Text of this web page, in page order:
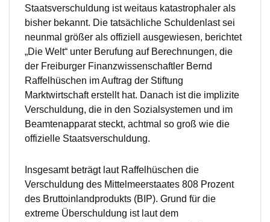
Staatsverschuldung ist weitaus katastrophaler als
bisher bekannt. Die tatsächliche Schuldenlast sei
neunmal größer als offiziell ausgewiesen, berichtet
„Die Welt“ unter Berufung auf Berechnungen, die
der Freiburger Finanzwissenschaftler Bernd
Raffelhüschen im Auftrag der Stiftung
Marktwirtschaft erstellt hat. Danach ist die implizite
Verschuldung, die in den Sozialsystemen und im
Beamtenapparat steckt, achtmal so groß wie die
offizielle Staatsverschuldung.
Insgesamt beträgt laut Raffelhüschen die
Verschuldung des Mittelmeerstaates 808 Prozent
des Bruttoinlandprodukts (BIP). Grund für die
extreme Überschuldung ist laut dem